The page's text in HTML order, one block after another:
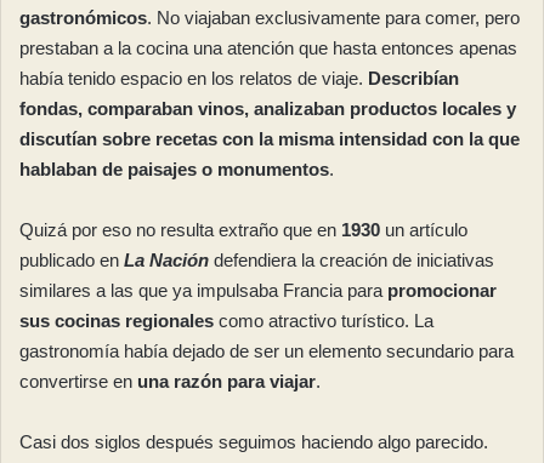
gastronómicos. No viajaban exclusivamente para comer, pero
prestaban a la cocina una atención que hasta entonces apenas
había tenido espacio en los relatos de viaje. Describían
fondas, comparaban vinos, analizaban productos locales y
discutían sobre recetas con la misma intensidad con la que
hablaban de paisajes o monumentos.
Quizá por eso no resulta extraño que en 1930 un artículo
publicado en La Nación defendiera la creación de iniciativas
similares a las que ya impulsaba Francia para promocionar
sus cocinas regionales como atractivo turístico. La
gastronomía había dejado de ser un elemento secundario para
convertirse en una razón para viajar.
Casi dos siglos después seguimos haciendo algo parecido.